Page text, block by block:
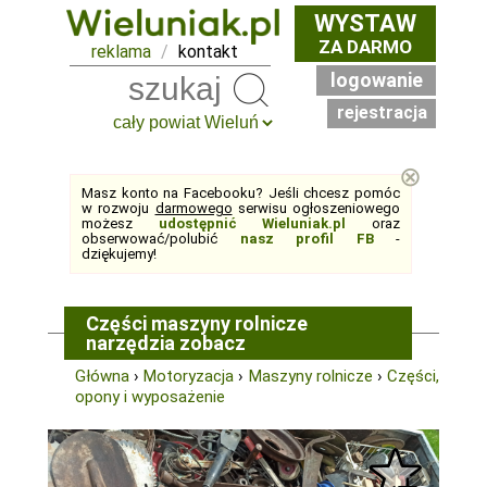
reklama / kontakt
WYSTAW
ZA DARMO
logowanie
rejestracja
Masz konto na Facebooku? Jeśli chcesz pomóc
w rozwoju darmowego serwisu ogłoszeniowego
możesz udostępnić Wieluniak.pl
oraz
obserwować/polubić nasz profil FB-
dziękujemy!
⊗
Części maszyny rolnicze
narzędzia zobacz
Główna ›Motoryzacja › Maszyny rolnicze ›Części,
opony i wyposażenie